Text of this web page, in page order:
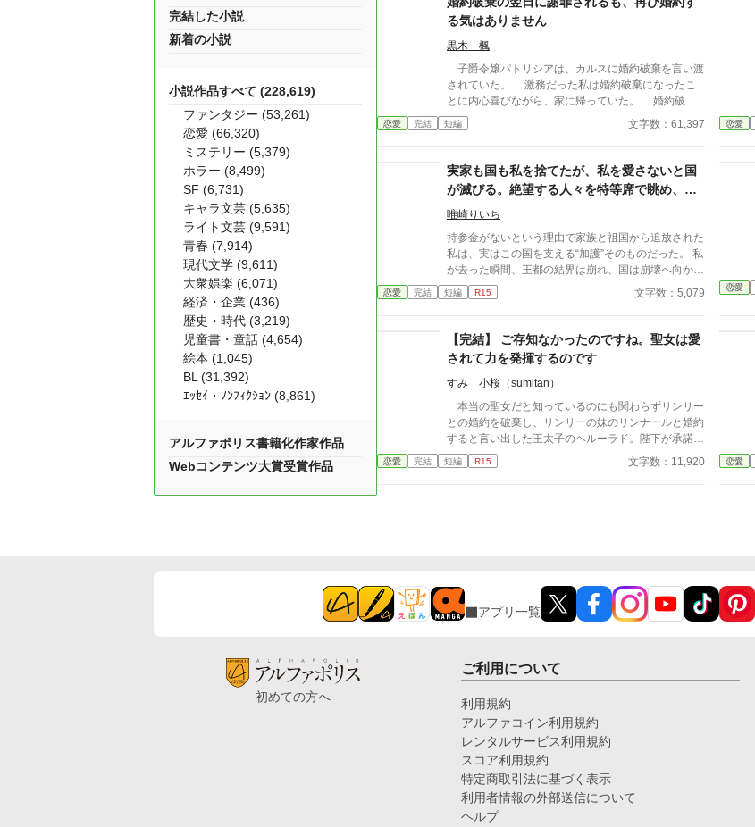
る気はありません
黒木 楓
子爵令嬢パトリシアは、カルスに婚約破棄を言い渡
されていた。 激務だった私は婚約破棄になったこ
とに内心喜びながら、家に帰っていた。 婚約破棄
はカルスとカルスの家族だけで決めたらしく、他の人
は何も知らない。 婚約破棄したことを報告すると
ことをカルスは知る。 翌日――カルスは謝罪して
再び婚約して欲しいと頼み込んでくるけど、婚約する
気はありません。
恋愛 完結 短編 文字数：61,397 恋愛
実家も国も私を捨てたが、私を愛さないと国
が滅びる。絶望する人々を特等席で眺め、冷
徹な王子の腕の中で思考停止する。
唯崎りいち
持参金がないという理由で家族と祖国から追放された
私は、実はこの国を支える“加護”そのものだった。 私
が去った瞬間、王都の結界は崩れ、国は崩壊へ向かい
始める。 そんな私を拾ったのは、冷徹と噂される隣
国の王子。 「やっと見つけた。お前は俺のものだ」
に、彼の腕の中で溺愛されていた。
恋愛 完結 短編 R15 文字数：5,079 恋愛
【完結】 ご存知なかったのですね。聖女は愛
されて力を発揮するのです
すみ 小桜（sumitan）
本当の聖女だと知っているのにも関わらずリンリー
との婚約を破棄し、リンリーの妹のリンナールと婚約
すると言い出した王太子のヘルーラド。陛下が承諾し
たのなら仕方がないと身を引いたリンリー。 リン
ナールとヘルーラドの婚約発表の時、リンリーにとっ
恋愛 完結 短編 R15 文字数：11,920 恋愛
完結した小説
新着の小説
小説作品すべて (228,619)
ファンタジー (53,261)
恋愛 (66,320)
ミステリー (5,379)
ホラー (8,499)
SF (6,731)
キャラ文芸 (5,635)
ライト文芸 (9,591)
青春 (7,914)
現代文学 (9,611)
大衆娯楽 (6,071)
経済・企業 (436)
歴史・時代 (3,219)
児童書・童話 (4,654)
絵本 (1,045)
BL (31,392)
ｴｯｾｲ・ﾉﾝﾌｨｸｼｮﾝ (8,861)
アルファポリス書籍化作家作品
Webコンテンツ大賞受賞作品
アプリ一覧
初めての方へ
ご利用について
利用規約
アルファコイン利用規約
レンタルサービス利用規約
スコア利用規約
特定商取引法に基づく表示
利用者情報の外部送信について
ヘルプ